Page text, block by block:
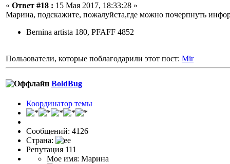
« Ответ #18 : 15 Мая 2017, 18:33:28 »
Марина, подскажите, пожалуйста,где можно почерпнуть
Bernina artista 180, PFAFF 4852
Пользователи, которые поблагодарили этот пост: Mir
BoldBug
Координатор темы
Сообщений: 4126
Страна:
Репутация 111
Мое имя: Марина